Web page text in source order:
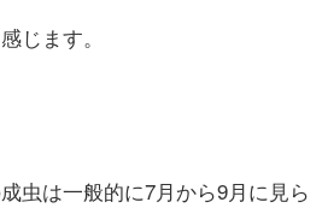
じます。
虫は一般的に7月から9月に見ら